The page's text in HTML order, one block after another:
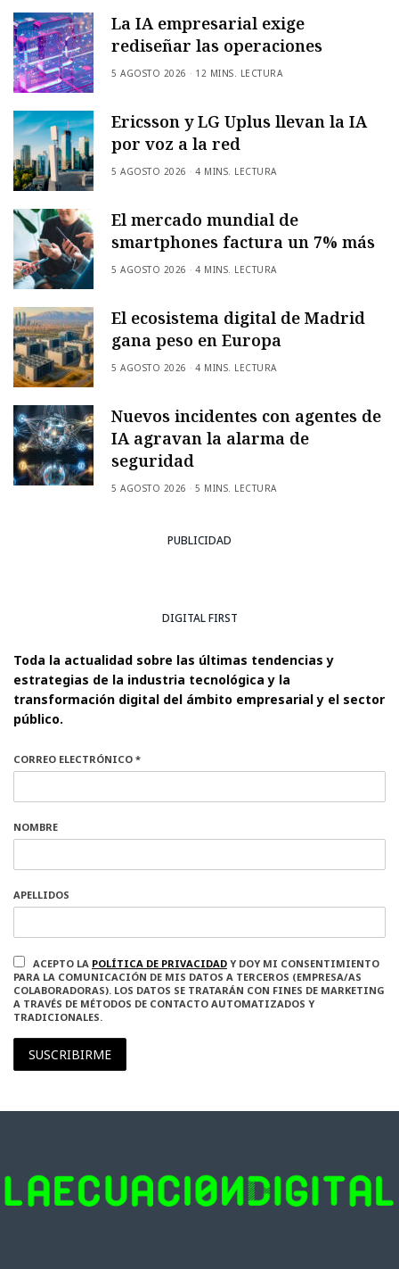
La IA empresarial exige
rediseñar las operaciones
5 AGOSTO 2026 12 MINS. LECTURA
Ericsson y LG Uplus llevan la IA
por voz a la red
5 AGOSTO 2026 4 MINS. LECTURA
El mercado mundial de
smartphones factura un 7% más
5 AGOSTO 2026 4 MINS. LECTURA
El ecosistema digital de Madrid
gana peso en Europa
5 AGOSTO 2026 4 MINS. LECTURA
Nuevos incidentes con agentes de
IA agravan la alarma de
seguridad
5 AGOSTO 2026 5 MINS. LECTURA
PUBLICIDAD
DIGITAL FIRST
Toda la actualidad sobre las últimas tendencias y
estrategias de la industria tecnológica y la
transformación digital del ámbito empresarial y el sector
público.
CORREO ELECTRÓNICO *
NOMBRE
APELLIDOS
ACEPTO LA POLÍTICA DE PRIVACIDAD Y DOY MI CONSENTIMIENTO
PARA LA COMUNICACIÓN DE MIS DATOS A TERCEROS (EMPRESA/AS
COLABORADORAS). LOS DATOS SE TRATARÁN CON FINES DE MARKETING
A TRAVÉS DE MÉTODOS DE CONTACTO AUTOMATIZADOS Y
TRADICIONALES.
SUSCRIBIRME